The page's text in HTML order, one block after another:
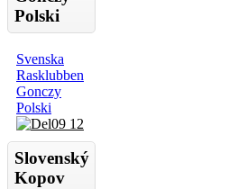
Polski
Svenska
Rasklubben
Gonczy
Polski
Slovenský
Kopov